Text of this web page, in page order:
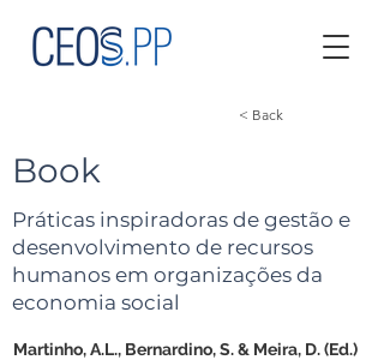
< Back
Book
Práticas inspiradoras de gestão e
desenvolvimento de recursos
humanos em organizações da
economia social
Martinho, A.L., Bernardino, S. & Meira, D. (Ed.)